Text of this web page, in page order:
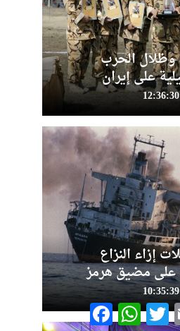
وظلال الحرب
على إيران
إزاء النزاع
على مضيق هرمز
FacebookWhatsAppTwitter